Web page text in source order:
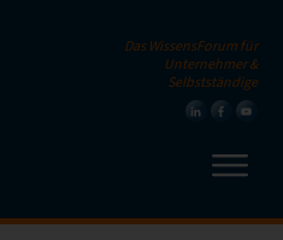
Das WissensForum für
Unternehmer &
Selbstständige